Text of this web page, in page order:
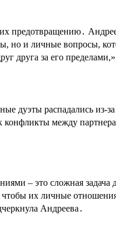
предотвращению․
но и личные вопросы,
друга за его
дуэты распадались
между
– это сложная задача
их личные
Андреева․